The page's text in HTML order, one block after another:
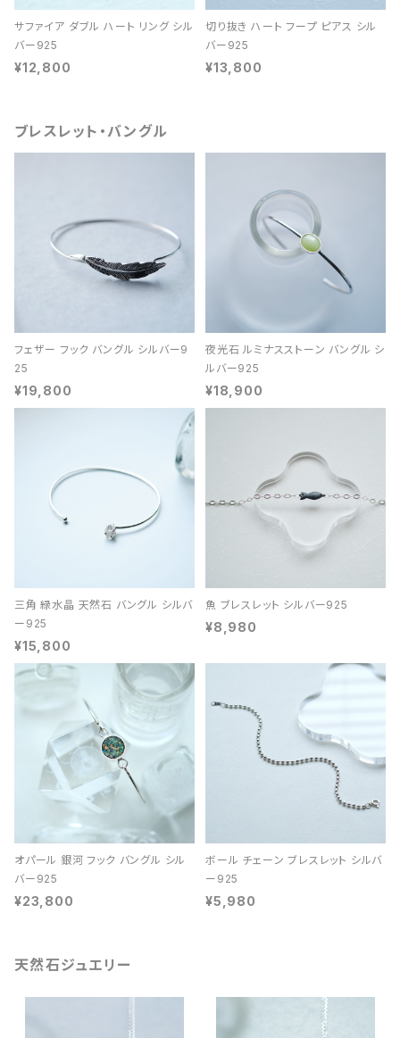
サファイア ダブル ハート リング シル
バー925
¥12,800
切り抜き ハート フープ ピアス シル
バー925
¥13,800
ブレスレット・バングル
フェザー フック バングル シルバー9
25
¥19,800
夜光石 ルミナスストーン バングル シ
ルバー925
¥18,900
三角 緑水晶 天然石 バングル シルバ
ー925
¥15,800
魚 ブレスレット シルバー925
¥8,980
オパール 銀河 フック バングル シル
バー925
¥23,800
ボール チェーン ブレスレット シルバ
ー925
¥5,980
天然石ジュエリー